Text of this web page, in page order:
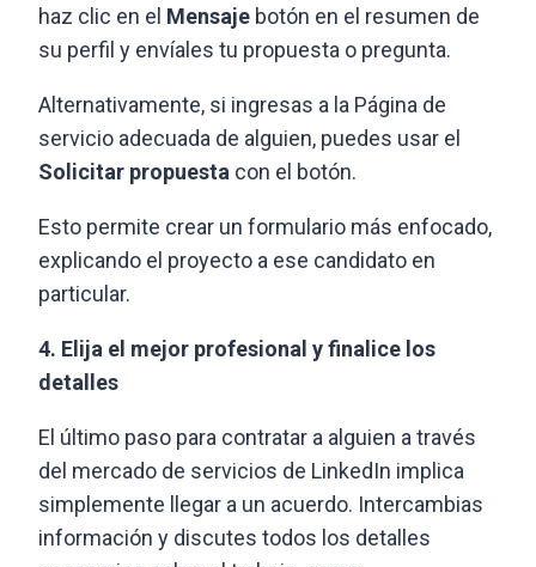
haz clic en el Mensaje botón en el resumen de
su perfil y envíales tu propuesta o pregunta.
Alternativamente, si ingresas a la Página de
servicio adecuada de alguien, puedes usar el
Solicitar propuesta con el botón.
Esto permite crear un formulario más enfocado,
explicando el proyecto a ese candidato en
particular.
4. Elija el mejor profesional y finalice los
detalles
El último paso para contratar a alguien a través
del mercado de servicios de LinkedIn implica
simplemente llegar a un acuerdo. Intercambias
información y discutes todos los detalles